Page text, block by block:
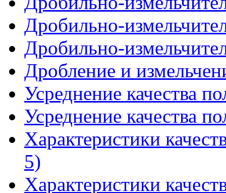
Дробильно-
Дробильно-
Дробление и
Усреднение качества
Усреднение качества
Характеристики
5)
Характеристики